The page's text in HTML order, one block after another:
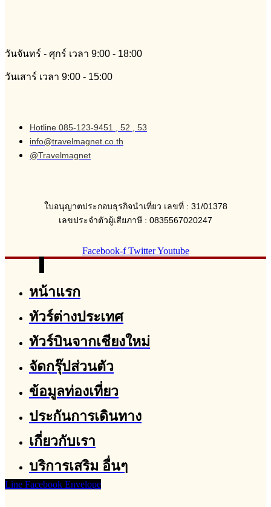
วันจันทร์ - ศุกร์ เวลา 9:00 - 18:00
วันเสาร์ เวลา 9:00 - 15:00
Hotline 085-123-9451 , 52 , 53
info@travelmagnet.co.th
@Travelmagnet
ใบอนุญาตประกอบธุรกิจนำเที่ยว เลขที่ : 31/01378
เลขประจำตัวผู้เสียภาษี : 0835567020247
Facebook-f Twitter Youtube
หน้าแรก
ทัวร์ต่างประเทศ
ทัวร์บินจากเชียงใหม่
จัดกรุ๊ปส่วนตัว
ข้อมูลท่องเที่ยว
ประกันการเดินทาง
เกี่ยวกับเรา
บริการเสริม อื่นๆ
Line Facebook Envelope